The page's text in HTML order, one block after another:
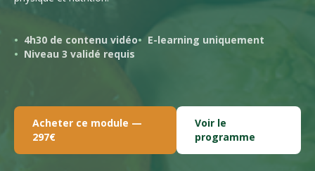
4h30 de contenu vidéo
E-learning uniquement
Niveau 3 validé requis
Acheter ce module —
297€
Voir le
programme